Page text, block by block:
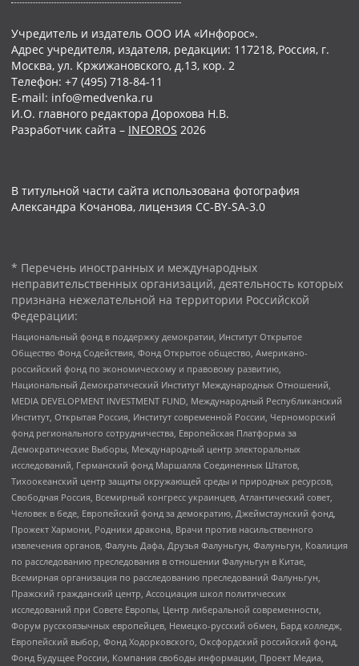
Учредитель и издатель ООО ИА «Инфорос».
Адрес учредителя, издателя, редакции: 117218, Россия, г.
Москва, ул. Кржижановского, д.13, кор. 2
Телефон: +7 (495) 718-84-11
E-mail: info@medvenka.ru
И.О. главного редактора Дорохова Н.В.
Разработчик сайта – INFOROS 2026
В титульной части сайта использована фотография
Александра Кочанова, лицензия CC-BY-SA-3.0
* Перечень иностранных и международных
неправительственных организаций, деятельность которых
признана нежелательной на территории Российской
Федерации:
Национальный фонд в поддержку демократии, Институт Открытое
Общество Фонд Содействия, Фонд Открытое общество, Американо-
российский фонд по экономическому и правовому развитию,
Национальный Демократический Институт Международных Отношений,
MEDIA DEVELOPMENT INVESTMENT FUND, Международный Республиканский
Институт, Открытая Россия, Институт современной России, Черноморский
фонд регионального сотрудничества, Европейская Платформа за
Демократические Выборы, Международный центр электоральных
исследований, Германский фонд Маршалла Соединенных Штатов,
Тихоокеанский центр защиты окружающей среды и природных ресурсов,
Свободная Россия, Всемирный конгресс украинцев, Атлантический совет,
Человек в беде, Европейский фонд за демократию, Джеймстаунский фонд,
Прожект Хармони, Родники дракона, Врачи против насильственного
извлечения органов, Фалунь Дафа, Друзья Фалуньгун, Фалуньгун, Коалиция
по расследованию преследования в отношении Фалуньгун в Китае,
Всемирная организация по расследованию преследований Фалуньгун,
Пражский гражданский центр, Ассоциация школ политических
исследований при Совете Европы, Центр либеральной современности,
Форум русскоязычных европейцев, Немецко-русский обмен, Бард колледж,
Европейский выбор, Фонд Ходорковского, Оксфордский российский фонд,
Фонд Будущее России, Компания свободы информации, Проект Медиа,